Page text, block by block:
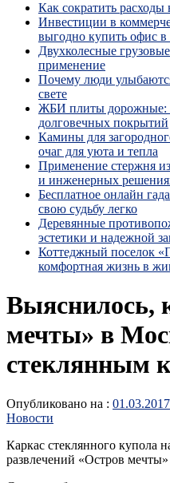
Как сократить расходы
Инвестиции в
выгодно купить офис
Двухколесные
применение
Почему люди
свете
ЖБИ плиты дорожные:
долговечных покрытий
Камины для
очаг для уюта и тепла
Применение стержня
и инженерных
Бесплатное онлайн
свою судьбу легко
Деревянные
эстетики и надежной
Коттеджный поселок
комфортная жизнь в
Выяснилось,
мечты» в
стеклянным
Опубликовано на : 01.03.2017
Новости
Каркас стеклянного купола
развлечений «Остров